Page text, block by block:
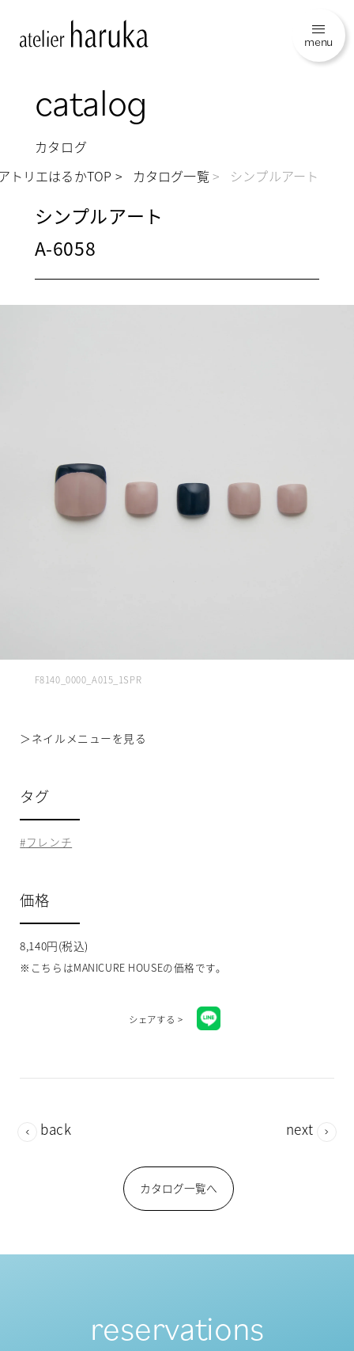
menu
catalog
カタログ
トリエはるかTOP
カタログ一覧 シンプルアート
シンプルアート
A-6058
F8140_0000_A015_1SPR
＞ ネイルメニューを見る
タグ
フレンチ
価格
8,140円(税込)
※こちらはMANICURE HOUSEの価格です。
シェアする >
back
カタログ一覧へ
next
reservations